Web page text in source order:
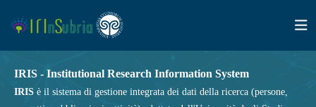
IRIS - Institutional Research Information System
IRIS è il sistema di gestione integrata dei dati della ricerca (persone,